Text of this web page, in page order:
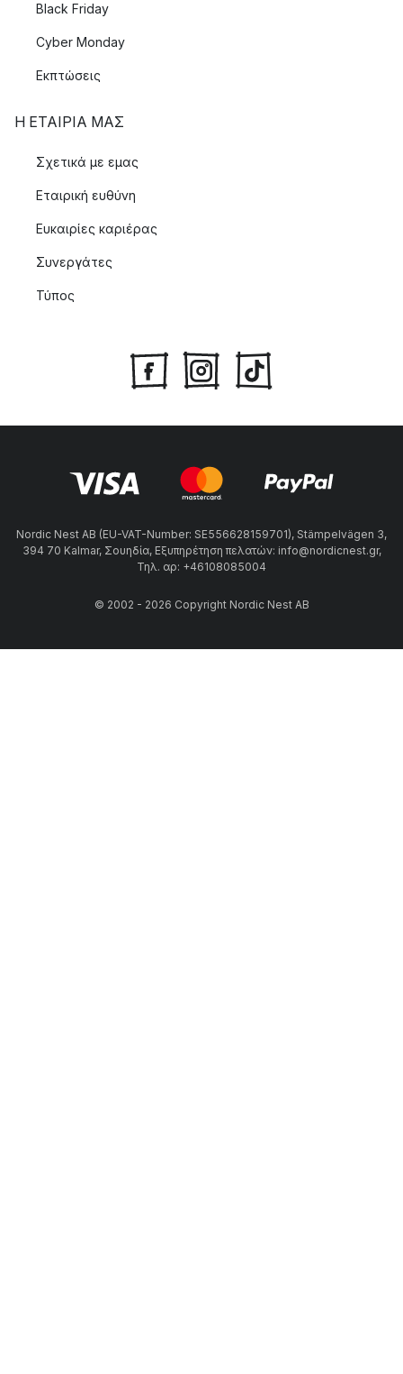
Black Friday
Cyber Monday
Εκπτώσεις
Η ΕΤΑΊΡΙΑ ΜΑΣ
Σχετικά με εμας
Εταιρική ευθύνη
Ευκαιρίες καριέρας
Συνεργάτες
Τύπος
Nordic Nest AB (EU-VAT-Number: SE556628159701), Stämpelvägen 3,
394 70 Kalmar, Σουηδία, Εξυπηρέτηση πελατών: info@nordicnest.gr,
Τηλ. αρ: +46108085004
© 2002 - 2026 Copyright Nordic Nest AB